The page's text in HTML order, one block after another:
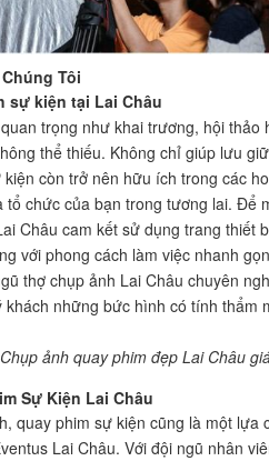
Tôi
sự kiện tại Lai Châu
trọng như khai trương, hội thảo
thể thiếu. Không chỉ giúp lưu
còn trở nên hữu ích trong các
tổ chức của bạn trong tương lai. Để
Châu cam kết sử dụng trang thiết
với phong cách làm việc nhanh
thợ chụp ảnh Lai Châu chuyên
khách những bức hình có tính thẩm
ảnh quay phim đẹp Lai Châu
Sự Kiện Lai Châu
quay phim sự kiện cũng là một lựa
Lai Châu. Với đội ngũ nhân